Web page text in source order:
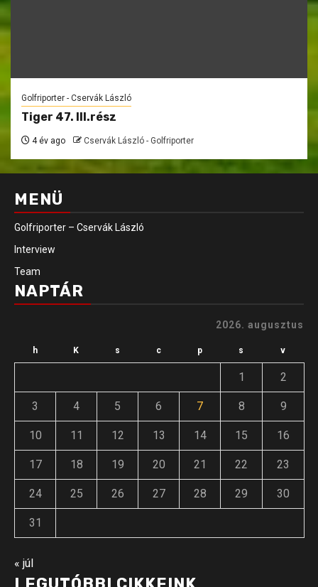
Golfriporter - Cservák László
Tiger 47. III.rész
4 év ago Cservák László - Golfriporter
MENÜ
Golfriporter – Cservák László
Interview
Team
NAPTÁR
2026. augusztus
h K s c p s v
1 2
3 4 5 6 7 8 9
10 11 12 13 14 15 16
17 18 19 20 21 22 23
24 25 26 27 28 29 30
31
« júl